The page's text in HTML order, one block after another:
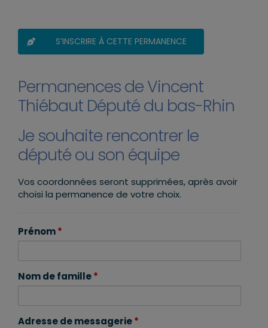
S’INSCRIRE À CETTE PERMANENCE
Permanences de Vincent
Thiébaut Député du bas-Rhin
Je souhaite rencontrer le
député ou son équipe
Vos coordonnées seront supprimées, après avoir
choisi la permanence de votre choix.
Prénom*
Nom de famille*
Adresse de messagerie*